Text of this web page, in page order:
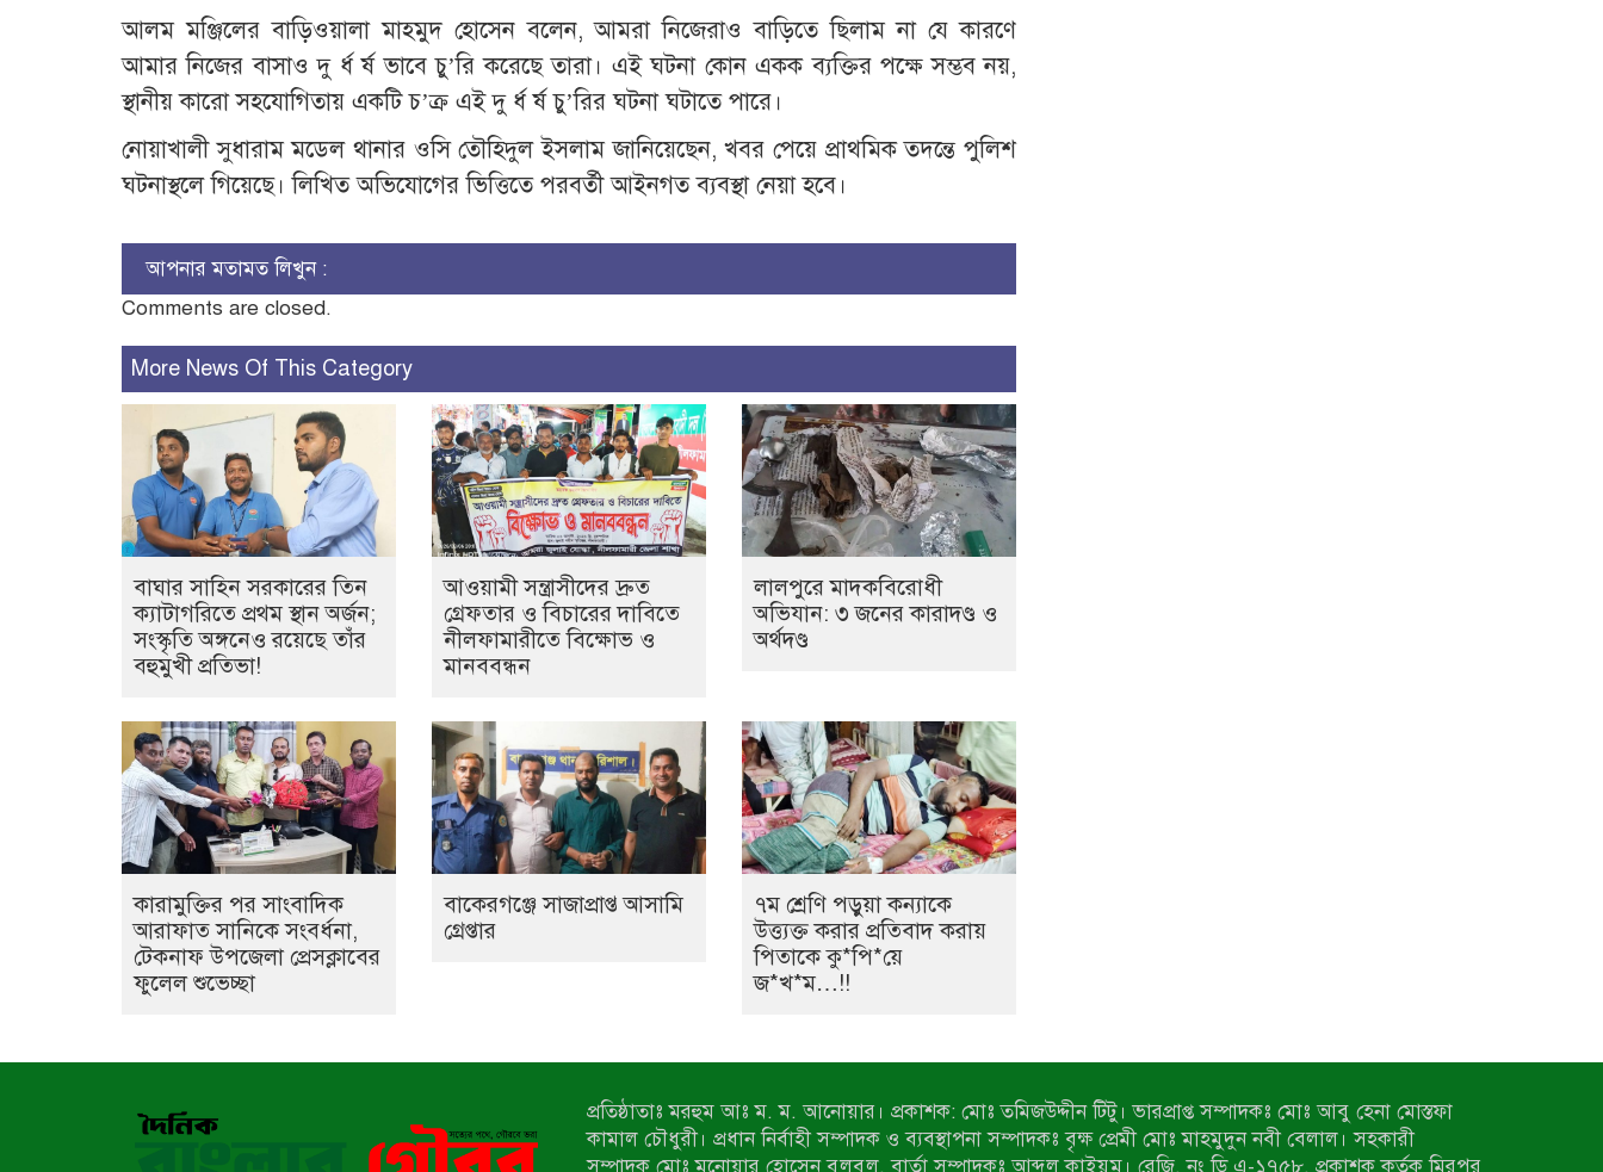
আলম মঞ্জিলের বাড়িওয়ালা মাহমুদ হোসেন বলেন, আমরা নিজেরাও বাড়িতে ছিলাম না যে কারণে
আমার নিজের বাসাও দু র্ধ র্ষ ভাবে চু’রি করেছে তারা। এই ঘটনা কোন একক ব্যক্তির পক্ষে সম্ভব নয়,
স্থানীয় কারো সহযোগিতায় একটি চ’ক্র এই দু র্ধ র্ষ চু’রির ঘটনা ঘটাতে পারে।
নোয়াখালী সুধারাম মডেল থানার ওসি তৌহিদুল ইসলাম জানিয়েছেন, খবর পেয়ে প্রাথমিক তদন্তে পুলিশ
ঘটনাস্থলে গিয়েছে। লিখিত অভিযোগের ভিত্তিতে পরবর্তী আইনগত ব্যবস্থা নেয়া হবে।
আপনার মতামত লিখুন :
Comments are closed.
More News Of This Category
বাঘার সাহিন সরকারের তিন
ক্যাটাগরিতে প্রথম স্থান অর্জন;
সংস্কৃতি অঙ্গনেও রয়েছে তাঁর
বহুমুখী প্রতিভা!
আওয়ামী সন্ত্রাসীদের দ্রুত
গ্রেফতার ও বিচারের দাবিতে
নীলফামারীতে বিক্ষোভ ও
মানববন্ধন
লালপুরে মাদকবিরোধী
অভিযান: ৩ জনের কারাদণ্ড ও
অর্থদণ্ড
কারামুক্তির পর সাংবাদিক
আরাফাত সানিকে সংবর্ধনা,
টেকনাফ উপজেলা প্রেসক্লাবের
ফুলেল শুভেচ্ছা
বাকেরগঞ্জে সাজাপ্রাপ্ত আসামি
গ্রেপ্তার
৭ম শ্রেণি পড়ুয়া কন্যাকে
উত্ত্যক্ত করার প্রতিবাদ করায়
পিতাকে কু*পি*য়ে
জ*খ*ম…!!
প্রতিষ্ঠাতাঃ মরহুম আঃ ম. ম. আনোয়ার। প্রকাশক: মোঃ তমিজউদ্দীন টিটু। ভারপ্রাপ্ত সম্পাদকঃ মোঃ আবু হেনা মোস্তফা
কামাল চৌধুরী। প্রধান নির্বাহী সম্পাদক ও ব্যবস্থাপনা সম্পাদকঃ বৃক্ষ প্রেমী মোঃ মাহমুদুন নবী বেলাল। সহকারী
সম্পাদক মোঃ মনোয়ার হোসেন বুলবুল, বার্তা সম্পাদকঃ আব্দুল কাইয়ুম। রেজি. নং ডি এ-১৭৫৮, প্রকাশক কর্তৃক মিরপুর